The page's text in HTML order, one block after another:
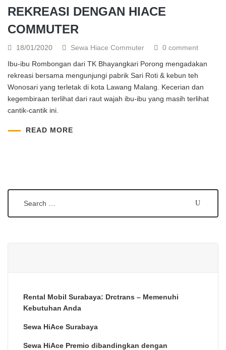
REKREASI DENGAN HIACE
COMMUTER
18/01/2020 Sewa Hiace Commuter
0 comment
Ibu-ibu Rombongan dari TK Bhayangkari Porong mengadakan
rekreasi bersama mengunjungi pabrik Sari Roti & kebun teh
Wonosari yang terletak di kota Lawang Malang. Kecerian dan
kegembiraan terlihat dari raut wajah ibu-ibu yang masih terlihat
cantik-cantik ini.
READ MORE
Rental Mobil Surabaya: Drctrans – Memenuhi
Kebutuhan Anda
Sewa HiAce Surabaya
Sewa HiAce Premio dibandingkan dengan